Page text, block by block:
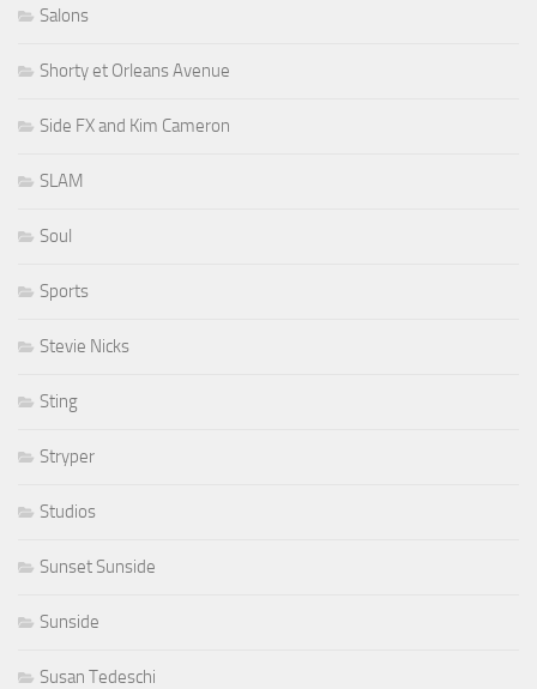
Salons
Shorty et Orleans Avenue
Side FX and Kim Cameron
SLAM
Soul
Sports
Stevie Nicks
Sting
Stryper
Studios
Sunset Sunside
Sunside
Susan Tedeschi